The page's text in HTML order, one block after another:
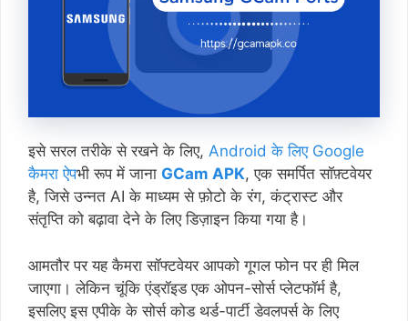
इसे सरल तरीके से रखने के लिए, Android के लिए Google
कैमरा ऐपभी रूप में जाना GCam APK, एक समर्पित सॉफ़्टवेयर
है, जिसे उन्नत AI के माध्यम से फ़ोटो के रंग, कंट्रास्ट और
संतृप्ति को बढ़ावा देने के लिए डिज़ाइन किया गया है।
आमतौर पर यह कैमरा सॉफ्टवेयर आपको गूगल फोन पर ही मिल
जाएगा। लेकिन चूंकि एंड्रॉइड एक ओपन-सोर्स प्लेटफॉर्म है,
इसलिए इस एपीके के सोर्स कोड थर्ड-पार्टी डेवलपर्स के लिए